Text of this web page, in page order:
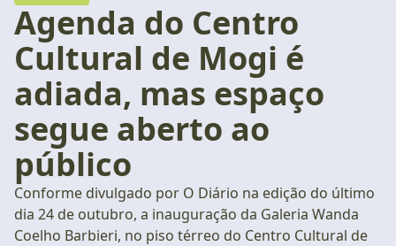
Agenda do Centro
Cultural de Mogi é
adiada, mas espaço
segue aberto ao
público
Conforme divulgado por O Diário na edição do último
dia 24 de outubro, a inauguração da Galeria Wanda
Coelho Barbieri, no piso térreo do Centro Cultural de